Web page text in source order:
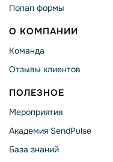
Попап формы
О КОМПАНИИ
Команда
Отзывы клиентов
ПОЛЕЗНОЕ
Мероприятия
Академия SendPulse
База знаний